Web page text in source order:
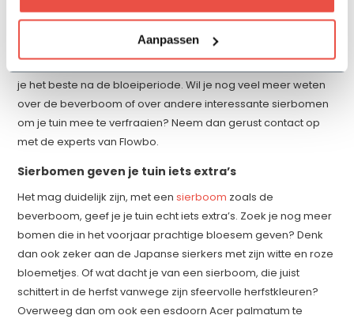
Aanpassen
keer per jaar snoeien. De beste periode voor de
bloeiperiode. Kies je voor een leimagnolia? Dan wil je
je het beste na de bloeiperiode. Wil je nog veel meer weten
over de beverboom of over andere interessante sierbomen
om je tuin mee te verfraaien? Neem dan gerust contact op
met de experts van Flowbo.
Sierbomen geven je tuin iets extra’s
Het mag duidelijk zijn, met eensierboom zoals de
beverboom, geef je je tuin echt iets extra’s. Zoek je nog meer
bomen die in het voorjaar prachtige bloesem geven? Denk
dan ook zeker aan de Japanse sierkers met zijn witte en roze
bloemetjes. Of wat dacht je van een sierboom, die juist
schittert in de herfst vanwege zijn sfeervolle herfstkleuren?
Overweeg dan om ook een esdoorn Acer palmatum te